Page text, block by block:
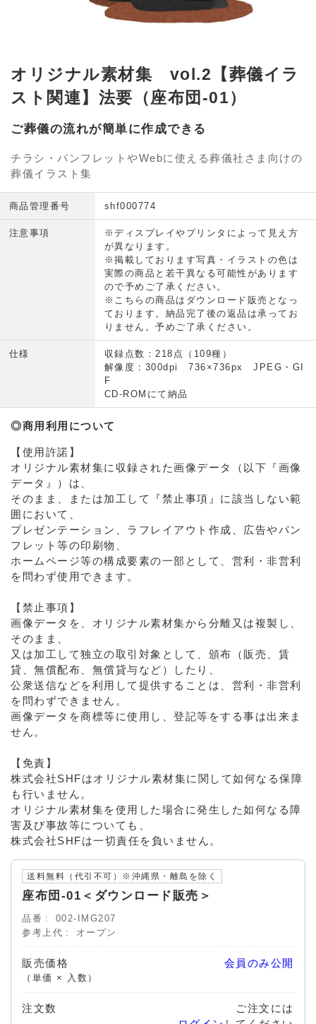
オリジナル素材集 vol.2【葬儀イラ
スト関連】法要（座布団-01）
ご葬儀の流れが簡単に作成できる
チラシ・パンフレットやWebに使える葬儀社さま向けの
葬儀イラスト集
商品管理番号 shf000774
注意事項
※ディスプレイやプリンタによって見え方
が異なります。
※掲載しております写真・イラストの色は
実際の商品と若干異なる可能性があります
ので予めご了承ください。
※こちらの商品はダウンロード販売となっ
ております。納品完了後の返品は承ってお
りません。予めご了承ください。
仕様
収録点数：218点（109種）
解像度：300dpi 736×736px JPEG・GI
F
CD-ROMにて納品
◎商用利用について
【使用許諾】
オリジナル素材集に収録された画像データ（以下『画像
データ』）は、
そのまま、または加工して『禁止事項』に該当しない範
囲において、
プレゼンテーション、ラフレイアウト作成、広告やパン
フレット等の印刷物、
ホームページ等の構成要素の一部として、営利・非営利
を問わず使用できます。
【禁止事項】
画像データを、オリジナル素材集から分離又は複製し、
そのまま、
又は加工して独立の取引対象として、頒布（販売、賃
貸、無償配布、無償貸与など）したり、
公衆送信などを利用して提供することは、営利・非営利
を問わずできません。
画像データを商標等に使用し、登記等をする事は出来ま
せん。
【免責】
株式会社SHFはオリジナル素材集に関して如何なる保障
も行いません。
オリジナル素材集を使用した場合に発生した如何なる障
害及び事故等についても、
株式会社SHFは一切責任を負いません。
送料無料（代引不可）※沖縄県・離島を除く
座布団-01＜ダウンロード販売＞
品番
002-IMG207
参考上代
オープン
販売価格
（単価 × 入数）
会員のみ公開
注文数
ご注文には